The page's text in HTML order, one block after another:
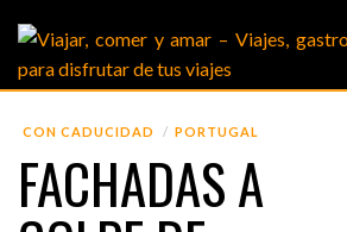
CON CADUCIDAD PORTUGAL
FACHADAS A